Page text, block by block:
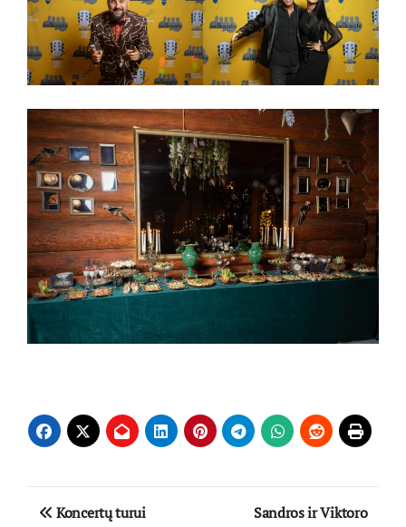
Navigacija
Koncertų turui
Sandros ir Viktoro